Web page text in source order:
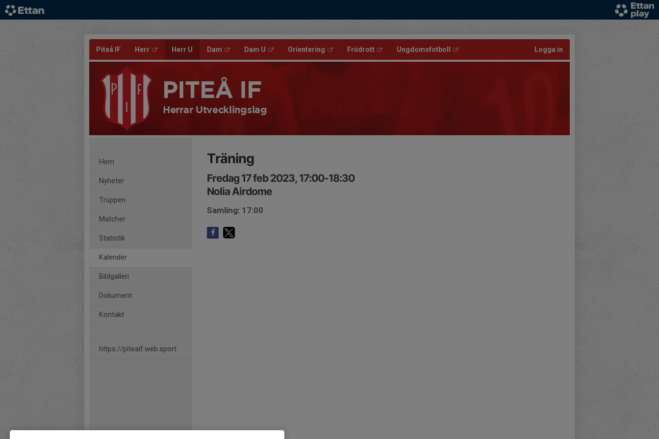
Piteå IF Herr Herr U Dam Dam U Orientering Friidrott Ungdomsfotboll Logga in
PITEÅ IF
Herrar Utvecklingslag
Hem
Nyheter
Truppen
Matcher
Statistik
Kalender
Bildgalleri
Dokument
Kontakt
https://piteaif.web.sport
Träning
Fredag 17 feb 2023, 17:00-18:30
Nolia Airdome
Samling: 17:00